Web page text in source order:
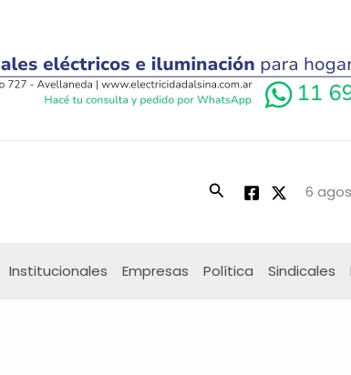
Buscar 6
Institucionales Empresas Política Sindicales